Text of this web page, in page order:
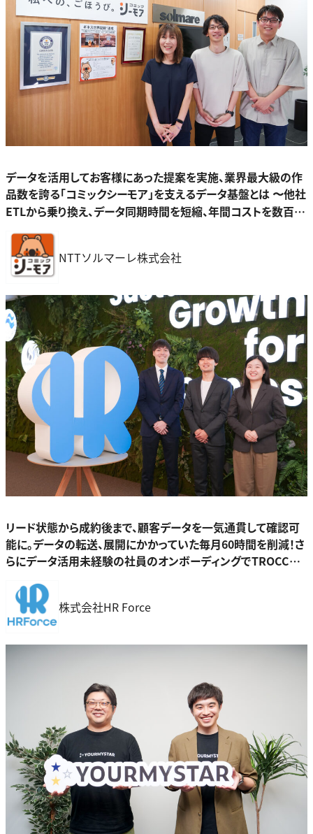
データを活用してお客様にあった提案を実施、業界最大級の作
品数を誇る「コミックシーモア」を支えるデータ基盤とは 〜他社
ETLから乗り換え、データ同期時間を短縮、年間コストを数百万
NTTソルマーレ株式会社
リード状態から成約後まで、顧客データを一気通貫して確認可
能に。データの転送、展開にかかっていた毎月60時間を削減！さ
らにデータ活用未経験の社員のオンボーディングでTROCCO®︎
株式会社HR Force